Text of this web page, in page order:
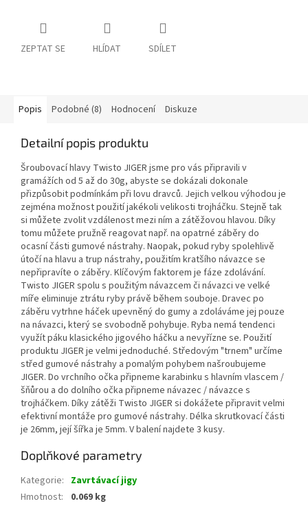
ZEPTAT SE HLÍDAT SDÍLET
Popis Podobné (8) Hodnocení Diskuze
Detailní popis produktu
Šroubovací hlavy Twisto JIGER jsme pro vás připravili v
gramážích od 5 až do 30g, abyste se dokázali dokonale
přizpůsobit podmínkám při lovu dravců. Jejich velkou výhodou je
zejména možnost použití jakékoli velikosti trojháčku. Stejně tak
si můžete zvolit vzdálenost mezi ním a zátěžovou hlavou. Díky
tomu můžete pružně reagovat např. na opatrné záběry do
ocasní části gumové nástrahy. Naopak, pokud ryby spolehlivě
útočí na hlavu a trup nástrahy, použitím kratšího návazce se
nepřipravíte o záběry. Klíčovým faktorem je fáze zdolávání.
Twisto JIGER spolu s použitým návazcem či návazci ve velké
míře eliminuje ztrátu ryby právě během souboje. Dravec po
záběru vytrhne háček upevněný do gumy a zdoláváme jej pouze
na návazci, který se svobodně pohybuje. Ryba nemá tendenci
využít páku klasického jigového háčku a nevyřízne se. Použití
produktu JIGER je velmi jednoduché. Středovým "trnem" určíme
střed gumové nástrahy a pomalým pohybem našroubujeme
JIGER. Do vrchního očka připneme karabinku s hlavním vlascem /
šňůrou a do dolního očka připneme návazec / návazce s
trojháčkem. Díky zátěži Twisto JIGER si dokážete připravit velmi
efektivní montáže pro gumové nástrahy. Délka skrutkovací části
je 26mm, její šířka je 5mm. V balení najdete 3 kusy.
Doplňkové parametry
Kategorie: Zavrtávací jigy
Hmotnost:
0.069 kg